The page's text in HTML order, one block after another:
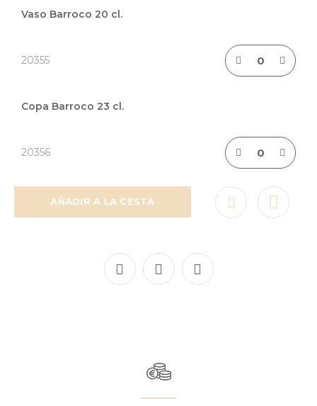
de
Vaso Barroco 20 cl.
20355
Copa Barroco 23 cl.
20356
AÑADIR A LA CESTA